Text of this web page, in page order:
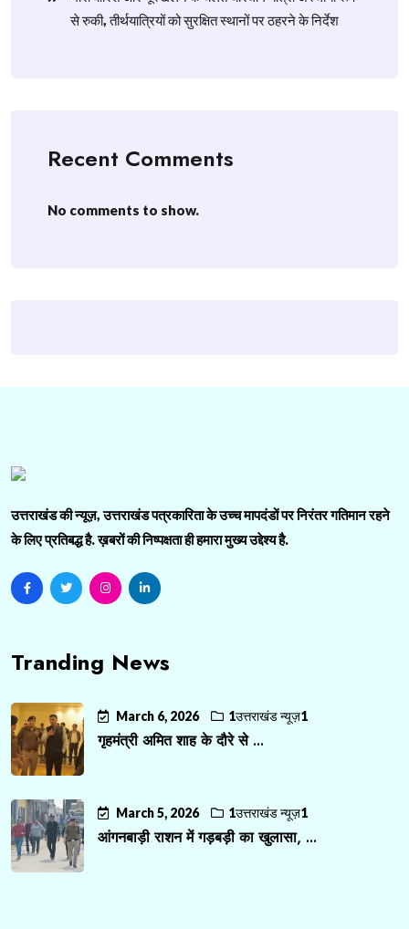
से रुकी, तीर्थयात्रियों को सुरक्षित स्थानों पर ठहरने के निर्देश
Recent Comments
No comments to show.
उत्तराखंड की न्यूज़, उत्तराखंड पत्रकारिता के उच्च मापदंडों पर निरंतर गतिमान रहने
के लिए प्रतिबद्ध है. ख़बरों की निष्पक्षता ही हमारा मुख्य उद्देश्य है.
Tranding News
March 6, 2026 1उत्तराखंड न्यूज़1
गृहमंत्री अमित शाह के दौरे से ...
March 5, 2026 1उत्तराखंड न्यूज़1
आंगनबाड़ी राशन में गड़बड़ी का खुलासा, ...